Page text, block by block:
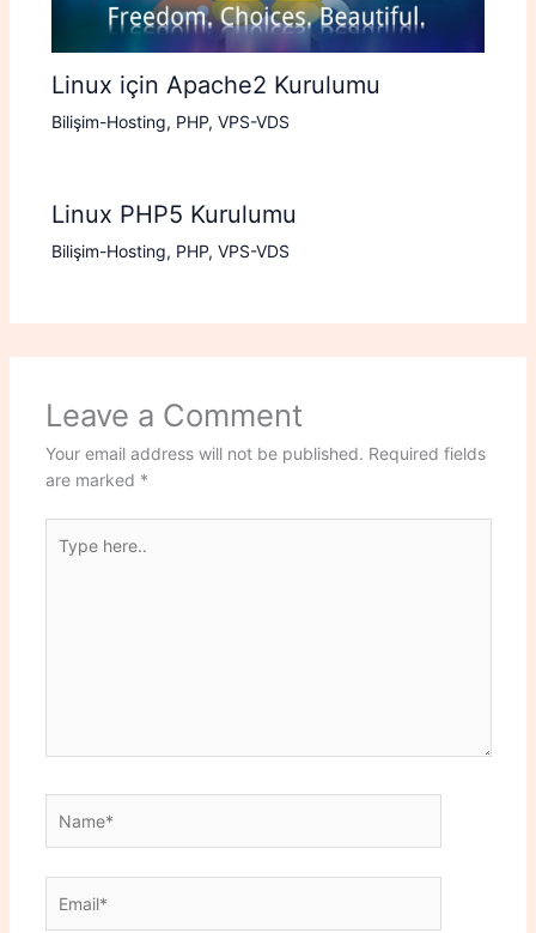
Linux için Apache2 Kurulumu
Bilişim-Hosting, PHP, VPS-VDS
Linux PHP5 Kurulumu
Bilişim-Hosting, PHP, VPS-VDS
Leave a Comment
Your email address will not be published. Required fields
are marked *
here..